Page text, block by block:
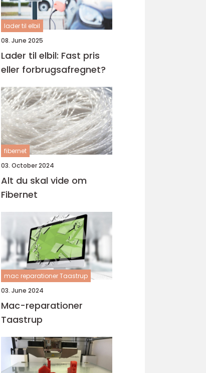
lader til elbil
08. June 2025
Lader til elbil: Fast pris
eller forbrugsafregnet?
fibernet
03. October 2024
Alt du skal vide om
Fibernet
mac reparationer Taastrup
03. June 2024
Mac-reparationer
Taastrup